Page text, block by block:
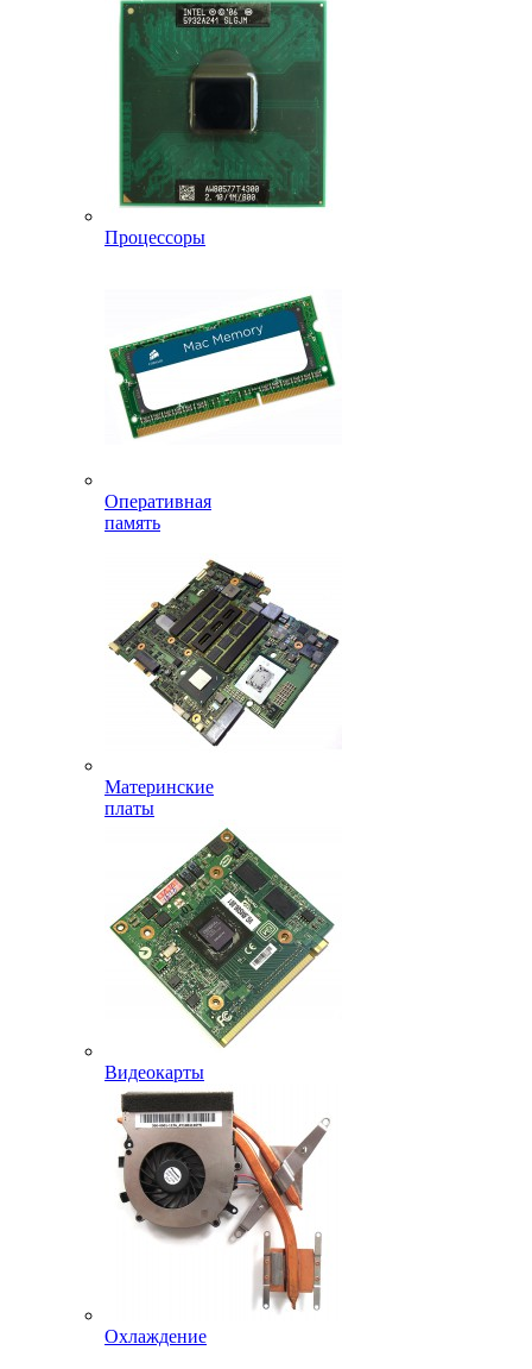
Процессоры
Оперативная
память
Материнские
платы
Видеокарты
Охлаждение